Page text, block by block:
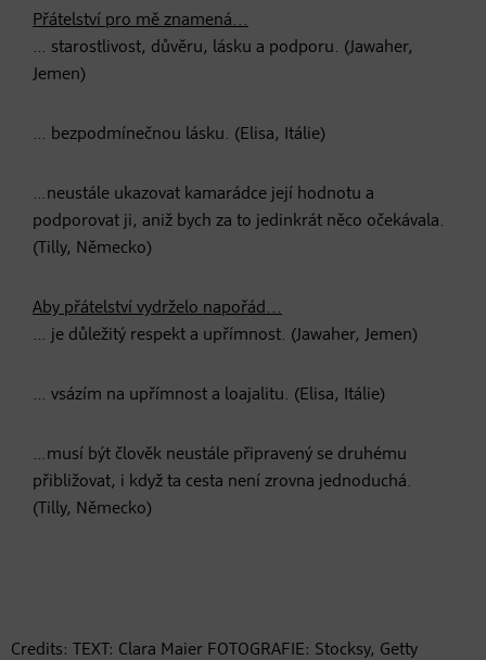
Přátelství pro mě znamená...
… starostlivost, důvěru, lásku a podporu. (Jawaher,
Jemen)
… bezpodmínečnou lásku. (Elisa, Itálie)
…neustále ukazovat kamarádce její hodnotu a
podporovat ji, aniž bych za to jedinkrát něco očekávala.
(Tilly, Německo)
Aby přátelství vydrželo napořád...
… je důležitý respekt a upřímnost. (Jawaher, Jemen)
… vsázím na upřímnost a loajalitu. (Elisa, Itálie)
…musí být člověk neustále připravený se druhému
přibližovat, i když ta cesta není zrovna jednoduchá.
(Tilly, Německo)
Credits: TEXT: Clara Maier FOTOGRAFIE: Stocksy, Getty